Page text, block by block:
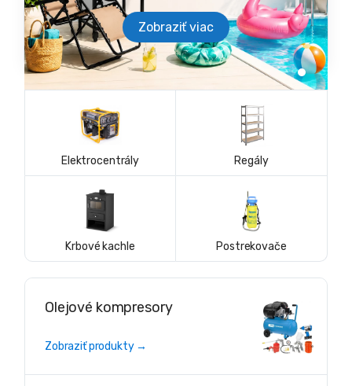
Zobraziť viac
Elektrocentrály Regály
Krbové kachle Postrekovače
Olejové kompresory
Zobraziť produkty →